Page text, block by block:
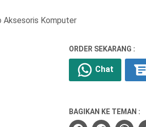
Aksesoris Komputer
ORDER SEKARANG :
Chat
BAGIKAN KE TEMAN :